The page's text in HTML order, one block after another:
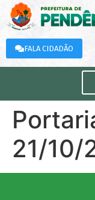
FALA CIDADÃO
21/10/